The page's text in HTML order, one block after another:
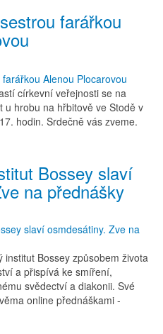
farářkou
církevní veřejnosti se na
u hrobu na hřbitově ve Stodě v
hodin. Srdečně vás zveme.
Bossey slaví
na přednášky
institut Bossey způsobem života
a přispívá ke smíření,
svědectví a diakonii. Své
online přednáškami -